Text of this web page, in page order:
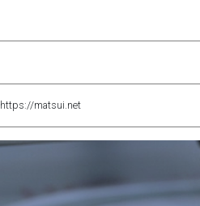
https://matsui.net